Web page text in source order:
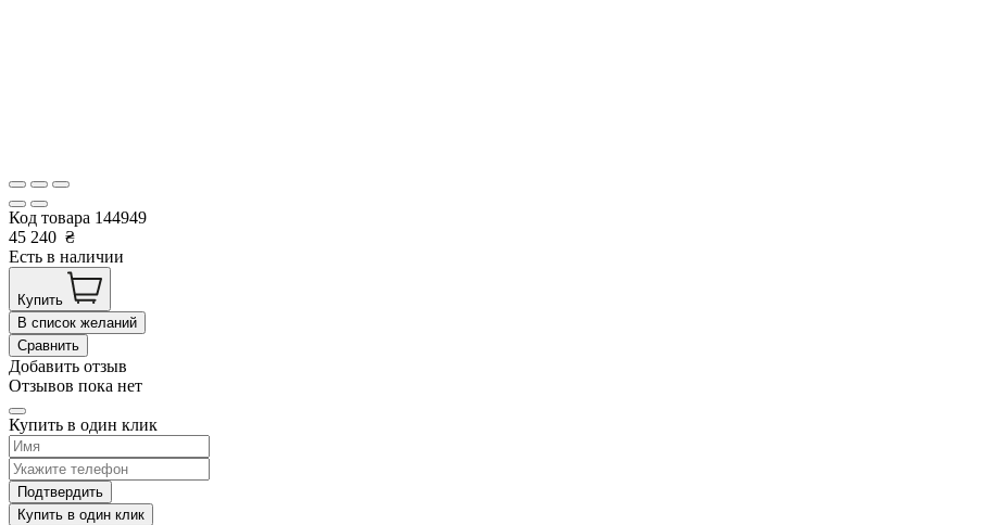
Код товара 144949
45 240 ₴
Есть в наличии
Купить
В список желаний
Сравнить
Добавить отзыв
Отзывов пока нет
Купить в один клик
Подтвердить
Купить в один клик